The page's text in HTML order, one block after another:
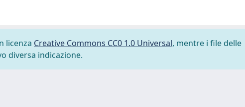
licenza Creative Commons CC0 1.0 Universal, mentre i file delle
diversa indicazione.